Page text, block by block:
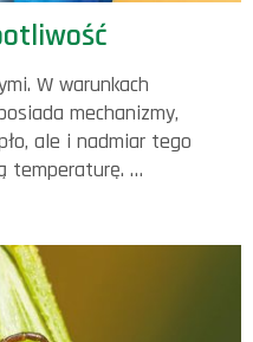
W warunkach
mechanizmy,
ale i nadmiar tego
temperaturę. …